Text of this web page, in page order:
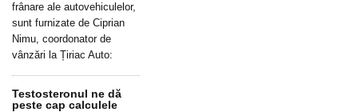
frânare ale autovehiculelor,
sunt furnizate de Ciprian
Nimu, coordonator de
vânzări la Țiriac Auto:
Testosteronul ne dă
peste cap calculele